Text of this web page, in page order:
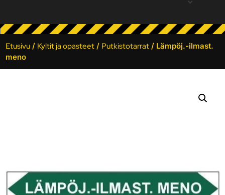
Etusivu / Kyltit ja opasteet / Putkistotarrat / Lämpöj.-ilmast.
meno